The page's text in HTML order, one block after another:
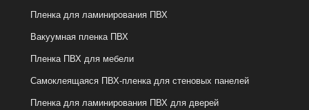
Пленка для ламинирования ПВХ
Вакуумная пленка ПВХ
Пленка ПВХ для мебели
Самоклеящаяся ПВХ-пленка для стеновых панелей
Пленка для ламинирования ПВХ для дверей